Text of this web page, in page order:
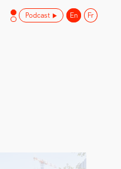
Podcast En Fr